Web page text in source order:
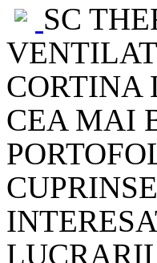
SC
CORTINA
CEA MAI